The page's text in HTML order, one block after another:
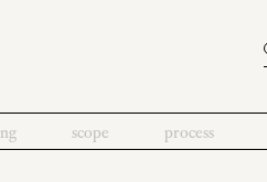
scope process